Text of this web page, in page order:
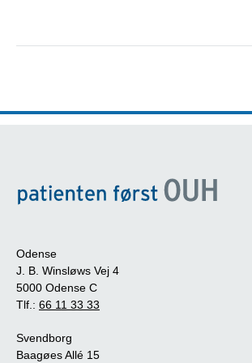
Odense
J. B. Winsløws Vej 4
5000 Odense C
Tlf.: 66 11 33 33
Svendborg
Baagøes Allé 15